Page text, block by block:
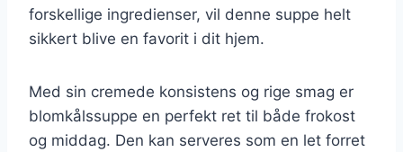
forskellige ingredienser, vil denne suppe helt
sikkert blive en favorit i dit hjem.
Med sin cremede konsistens og rige smag er
blomkålssuppe en perfekt ret til både frokost
og middag. Den kan serveres som en let forret